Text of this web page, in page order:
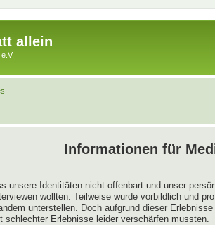
allein
Informationen für
unsere Identitäten nicht offenbart und unser
wollten. Teilweise wurde vorbildlich und
unterstellen. Doch aufgrund dieser
Erlebnisse leider verschärfen mussten.